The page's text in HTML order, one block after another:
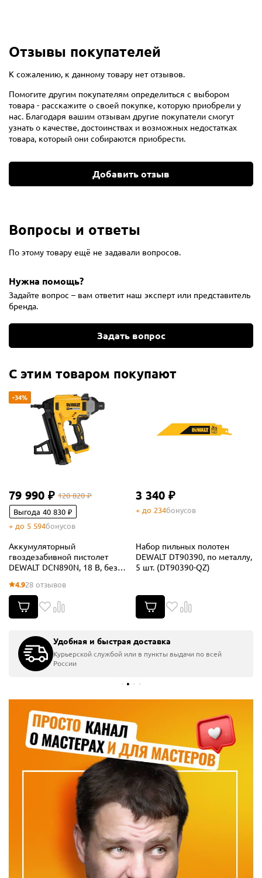
Отзывы покупателей
К сожалению, к данному товару нет отзывов.
Помогите другим покупателям определиться с выбором
товара - расскажите о своей покупке, которую приобрели у
нас. Благодаря вашим отзывам другие покупатели смогут
узнать о качестве, достоинствах и возможных недостатках
товара, который они собираются приобрести.
Добавить отзыв
Вопросы и ответы
По этому товару ещё не задавали вопросов.
Нужна помощь?
Задайте вопрос – вам ответит наш эксперт или представитель
бренда.
Задать вопрос
С этим товаром покупают
-34%
79 990 ₽ 120 820 ₽
Выгода 40 830 ₽
+ до 5 594бонусов
Аккумуляторный
гвоздезабивной пистолет
DEWALT DCN890N, 18 В, без
4.928 отзывов
3 340 ₽
+ до 234бонусов
Набор пильных полотен
DEWALT DT90390, по металлу,
5 шт. (DT90390-QZ)
Удобная и быстрая доставка
Курьерской службой или в пункты выдачи по всей
России